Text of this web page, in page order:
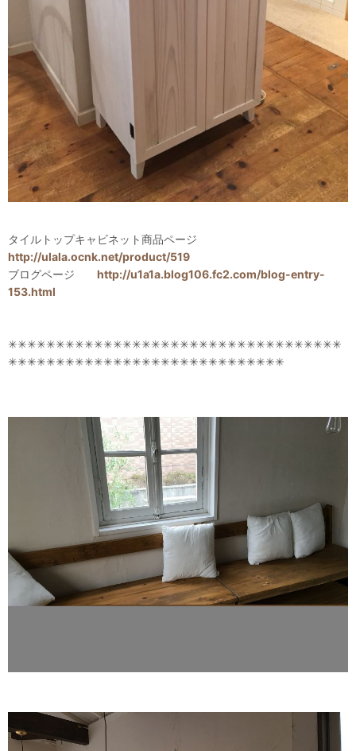
タイルトップキャビネット商品ページ
http://ulala.ocnk.net/product/519
ブログページ http://u1a1a.blog106.fc2.com/blog-entry-
153.html
✳✳✳✳✳✳✳✳✳✳✳✳✳✳✳✳✳✳✳✳✳✳✳✳✳✳✳✳✳✳✳✳✳✳✳
✳✳✳✳✳✳✳✳✳✳✳✳✳✳✳✳✳✳✳✳✳✳✳✳✳✳✳✳✳